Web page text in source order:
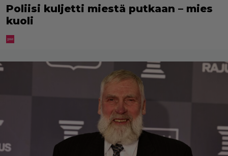
Poliisi kuljetti miestä putkaan – mies
kuoli